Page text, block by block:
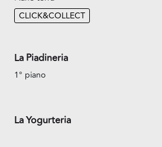
CLICK&COLLECT
La Piadineria
1° piano
La Yogurteria